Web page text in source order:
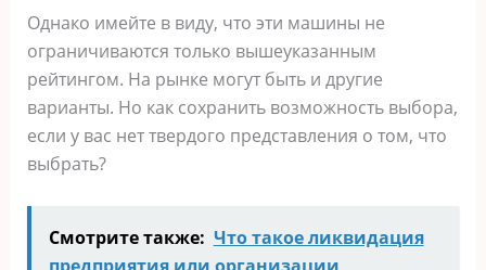
Однако имейте в виду, что эти машины не
ограничиваются только вышеуказанным
рейтингом. На рынке могут быть и другие
варианты. Но как сохранить возможность выбора,
если у вас нет твердого представления о том, что
выбрать?
Смотрите также: Что такое ликвидация